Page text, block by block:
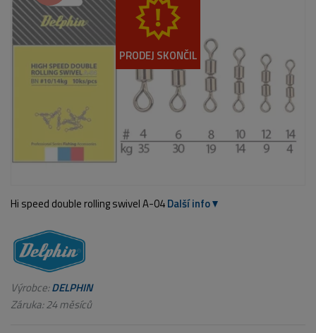
PRODEJ SKONČIL
Hi speed double rolling swivel A-04Další info
Výrobce:DELPHIN
Záruka: 24 měsíců